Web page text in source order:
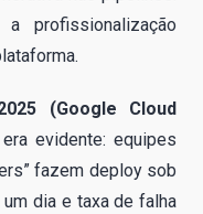
profissionalização
(Google Cloud
evidente: equipes
fazem deploy sob
dia e taxa de falha